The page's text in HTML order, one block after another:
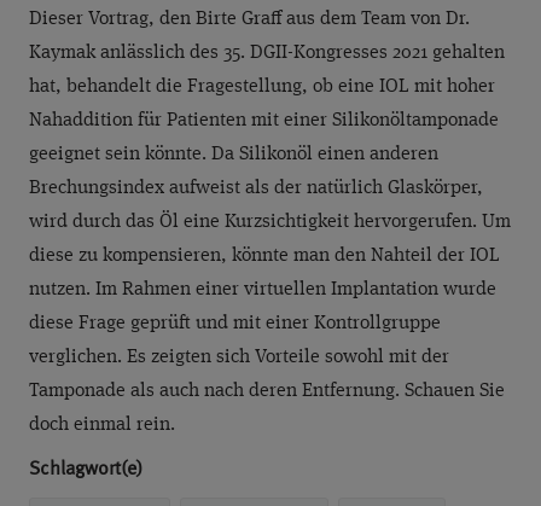
Dieser Vortrag, den Birte Graff aus dem Team von Dr.
Kaymak anlässlich des 35. DGII-Kongresses 2021 gehalten
hat, behandelt die Fragestellung, ob eine IOL mit hoher
Nahaddition für Patienten mit einer Silikonöltamponade
geeignet sein könnte. Da Silikonöl einen anderen
Brechungsindex aufweist als der natürlich Glaskörper,
wird durch das Öl eine Kurzsichtigkeit hervorgerufen. Um
diese zu kompensieren, könnte man den Nahteil der IOL
nutzen. Im Rahmen einer virtuellen Implantation wurde
diese Frage geprüft und mit einer Kontrollgruppe
verglichen. Es zeigten sich Vorteile sowohl mit der
Tamponade als auch nach deren Entfernung. Schauen Sie
doch einmal rein.
Schlagwort(e)